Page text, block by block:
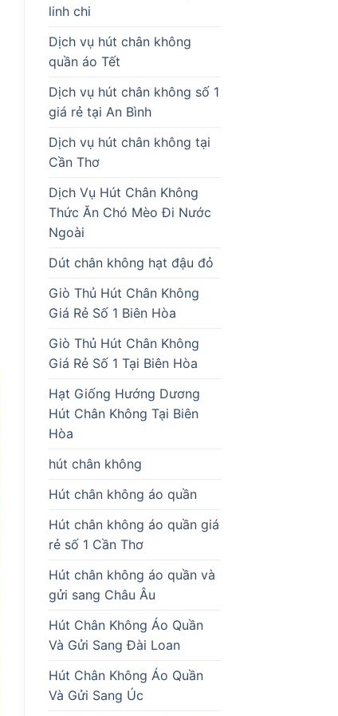
linh chi
Dịch vụ hút chân không
quần áo Tết
Dịch vụ hút chân không số 1
giá rẻ tại An Bình
Dịch vụ hút chân không tại
Cần Thơ
Dịch Vụ Hút Chân Không
Thức Ăn Chó Mèo Đi Nước
Ngoài
Dút chân không hạt đậu đỏ
Giò Thủ Hút Chân Không
Giá Rẻ Số 1 Biên Hòa
Giò Thủ Hút Chân Không
Giá Rẻ Số 1 Tại Biên Hòa
Hạt Giống Hướng Dương
Hút Chân Không Tại Biên
Hòa
hút chân không
Hút chân không áo quần
Hút chân không áo quần giá
rẻ số 1 Cần Thơ
Hút chân không áo quần và
gửi sang Châu Âu
Hút Chân Không Áo Quần
Và Gửi Sang Đài Loan
Hút Chân Không Áo Quần
Và Gửi Sang Úc